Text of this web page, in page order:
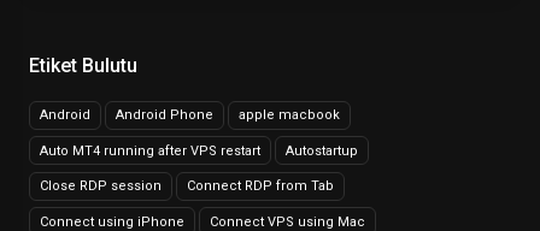
Etiket Bulutu
Android Android Phone apple macbook
Auto MT4 running after VPS restart Autostartup
Close RDP session Connect RDP from Tab
Connect using iPhone Connect VPS using Mac